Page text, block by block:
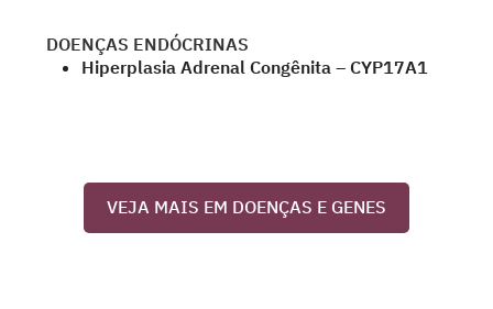
DOENÇAS ENDÓCRINAS
Hiperplasia Adrenal Congênita – CYP17A1
VEJA MAIS EM DOENÇAS E GENES